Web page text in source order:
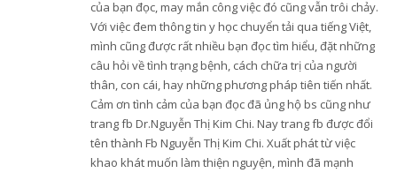
của bạn đọc, may mắn công việc đó cũng vẫn trôi chảy.
Với việc đem thông tin y học chuyển tải qua tiếng Việt,
mình cũng được rất nhiều bạn đọc tìm hiểu, đặt những
câu hỏi về tình trạng bệnh, cách chữa trị của người
thân, con cái, hay những phương pháp tiên tiến nhất.
Cảm ơn tình cảm của bạn đọc đã ủng hộ bs cũng như
trang fb Dr.Nguyễn Thị Kim Chi. Nay trang fb được đổi
tên thành Fb Nguyễn Thị Kim Chi. Xuất phát từ việc
khao khát muốn làm thiện nguyện, mình đã mạnh